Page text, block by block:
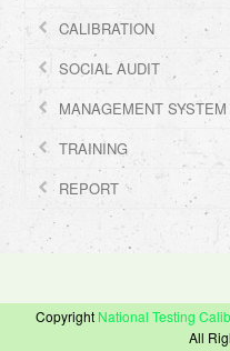
CALIBRATION
SOCIAL AUDIT
MANAGEMENT
TRAINING
REPORT
Copyright National Testing
All